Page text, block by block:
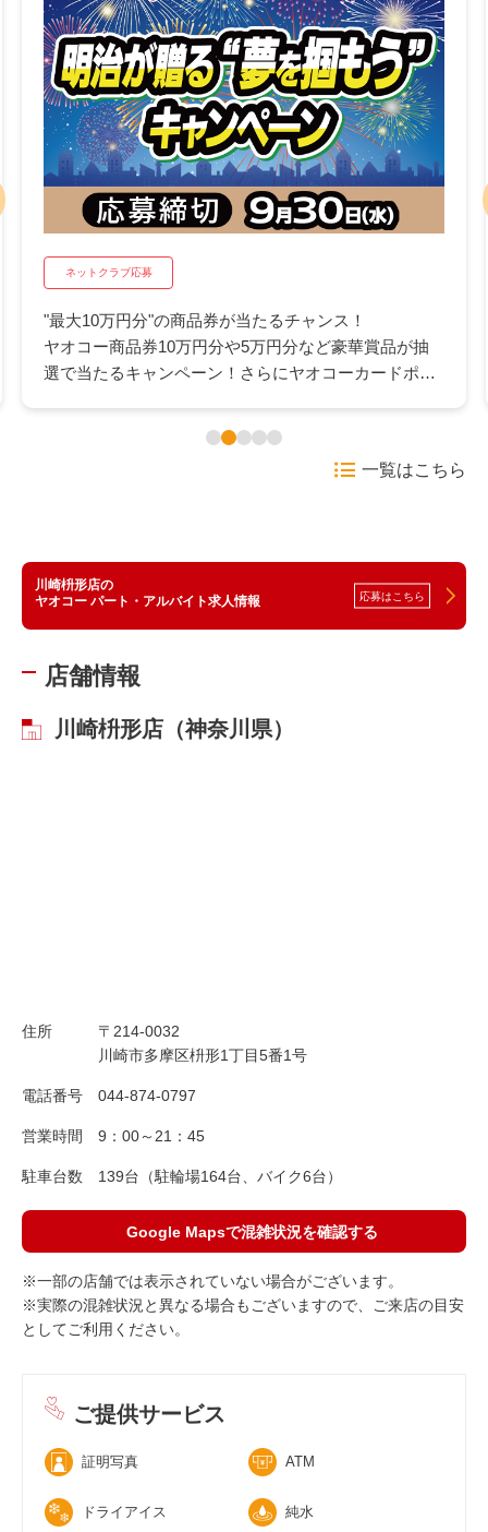
ネットクラブ応募
"最大10万円分"の商品券が当たるチャンス！
ヤオコー商品券10万円分や5万円分など豪華賞品が抽
選で当たるキャンペーン！さらにヤオコーカードポイ
一覧はこちら
川崎枡形店の
ヤオコー パート・アルバイト求人情報
応募はこちら
店舗情報
川崎枡形店（神奈川県）
住所
〒214-0032
川崎市多摩区枡形1丁目5番1号
電話番号 044-874-0797
営業時間 9：00～21：45
駐車台数 139台（駐輪場164台、バイク6台）
Google Mapsで混雑状況を確認する
※一部の店舗では表示されていない場合がございます。
※実際の混雑状況と異なる場合もございますので、ご来店の目安
としてご利用ください。
ご提供サービス
証明写真 ATM
ドライアイス 純水